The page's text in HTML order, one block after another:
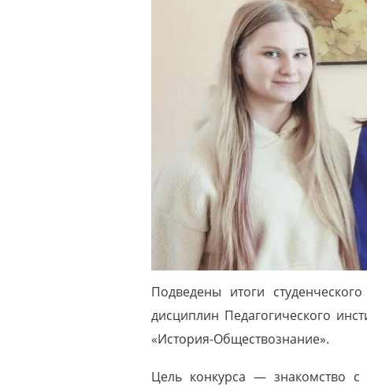
Подведены итоги
дисциплин Педагогического
«История-Обществознание».
Цель конкурса — знакомство